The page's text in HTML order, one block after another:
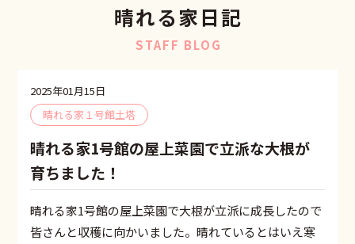
晴れる家日記
STAFF BLOG
2025年01月15日
晴れる家１号館土塔
晴れる家1号館の屋上菜園で立派な大根が
育ちました！
晴れる家1号館の屋上菜園で大根が立派に成長したので
皆さんと収穫に向かいました。晴れているとはいえ寒